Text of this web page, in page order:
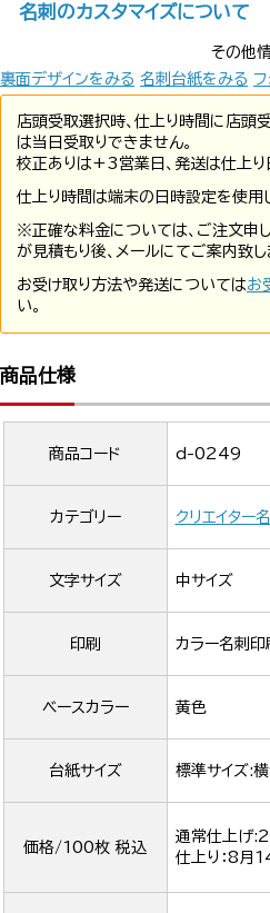
名刺のカスタマイズについて
その他
裏面デザインをみる 名刺台紙をみる
店頭受取選択時、仕上り時間に店頭
は当日受取りできません。
校正ありは+3営業日、発送は仕上り
仕上り時間は端末の日時設定を使用
※正確な料金については、ご注文申
が見積もり後、メールにてご案内致し
お受け取り方法や発送についてはお
い。
商品仕様
商品コード d-0249
カテゴリー クリエイター
文字サイズ 中サイズ
印刷 カラー名刺印
ベースカラー 黄色
台紙サイズ 標準サイズ:
価格/100枚 税込
通常仕上げ
仕上り：8月